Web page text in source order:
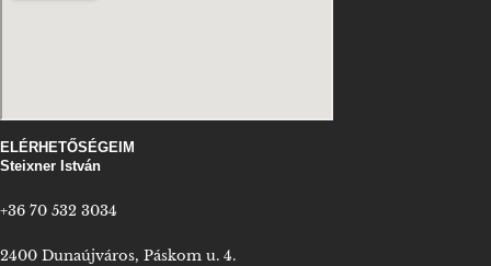
ELÉRHETŐSÉGEIM
Steixner István
+36 70 532 3034
2400 Dunaújváros, Páskom u. 4.